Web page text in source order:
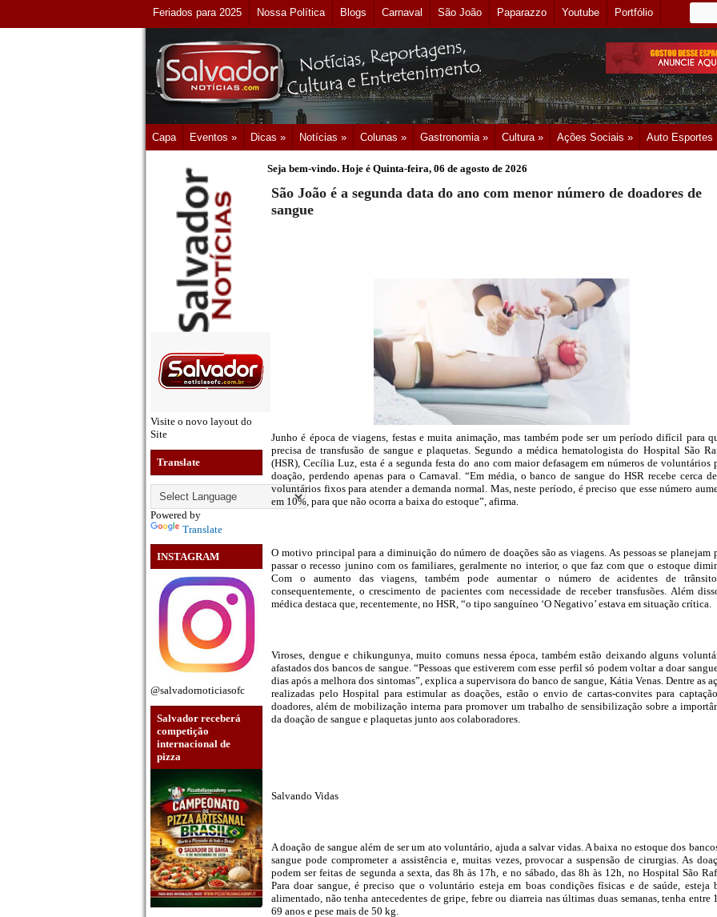
Feriados para 2025 Nossa Política Blogs Carnaval São João Paparazzo Youtube Portfólio
Capa Eventos » Dicas » Notícias » Colunas » Gastronomia » Cultura » Ações Sociais » Auto Esportes
Visite o novo layout do
Site
Translate
Powered by
Translate
INSTAGRAM
@salvadornoticiasofc
Salvador receberá
competição
internacional de
pizza
Seja bem-vindo. Hoje é Quinta-feira, 06 de agosto de 2026
São João é a segunda data do ano com menor número de doadores de
sangue
Junho é época de viagens, festas e muita animação, mas também pode ser um período difícil para
precisa de transfusão de sangue e plaquetas. Segundo a médica hematologista do Hospital São
(HSR), Cecília Luz, esta é a segunda festa do ano com maior defasagem em números de voluntários
doação, perdendo apenas para o Carnaval. “Em média, o banco de sangue do HSR recebe cerca
voluntários fixos para atender a demanda normal. Mas, neste período, é preciso que esse número
em 10%, para que não ocorra a baixa do estoque”, afirma.
O motivo principal para a diminuição do número de doações são as viagens. As pessoas se planejam
passar o recesso junino com os familiares, geralmente no interior, o que faz com que o estoque
Com o aumento das viagens, também pode aumentar o número de acidentes de
consequentemente, o crescimento de pacientes com necessidade de receber transfusões. Além
médica destaca que, recentemente, no HSR, “o tipo sanguíneo ‘O Negativo’ estava em situação crítica.
Viroses, dengue e chikungunya, muito comuns nessa época, também estão deixando alguns
afastados dos bancos de sangue. “Pessoas que estiverem com esse perfil só podem voltar a doar
dias após a melhora dos sintomas”, explica a supervisora do banco de sangue, Kátia Venas. Dentre as
realizadas pelo Hospital para estimular as doações, estão o envio de cartas-convites para
doadores, além de mobilização interna para promover um trabalho de sensibilização sobre a
da doação de sangue e plaquetas junto aos colaboradores.
Salvando Vidas
A doação de sangue além de ser um ato voluntário, ajuda a salvar vidas. A baixa no estoque dos
sangue pode comprometer a assistência e, muitas vezes, provocar a suspensão de cirurgias. As
podem ser feitas de segunda a sexta, das 8h às 17h, e no sábado, das 8h às 12h, no Hospital São
Para doar sangue, é preciso que o voluntário esteja em boas condições físicas e de saúde, esteja
alimentado, não tenha antecedentes de gripe, febre ou diarreia nas últimas duas semanas, tenha entre
69 anos e pese mais de 50 kg.